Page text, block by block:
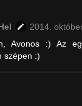
2014.
Avonos :) Az
szépen :)